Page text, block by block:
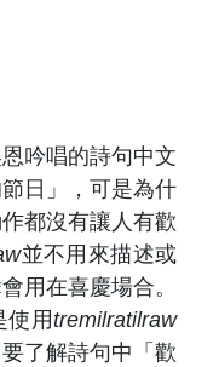
吟唱的詩句中文
日」，可是為什
都沒有讓人有歡
並不用來描述或
用在喜慶場合。
使用tremilratilraw
了解詩句中「歡